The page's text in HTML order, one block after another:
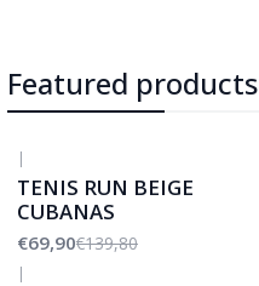
Featured products
|
TENIS RUN BEIGE
CUBANAS
€69,90€139,80
|